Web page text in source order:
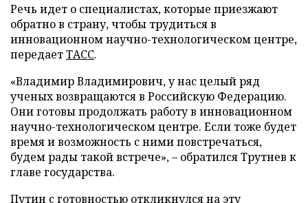
Речь идет о специалистах, которые приезжают
обратно в страну, чтобы трудиться в
инновационном научно-технологическом центре,
передаетТАСС.
«Владимир Владимирович, у нас целый ряд
ученых возвращаются в Российскую Федерацию.
Они готовы продолжать работу в инновационном
научно-технологическом центре. Если тоже будет
время и возможность с ними повстречаться,
будем рады такой встрече», – обратился Трутнев к
главе государства.
Путин с готовностью откликнулся на эту